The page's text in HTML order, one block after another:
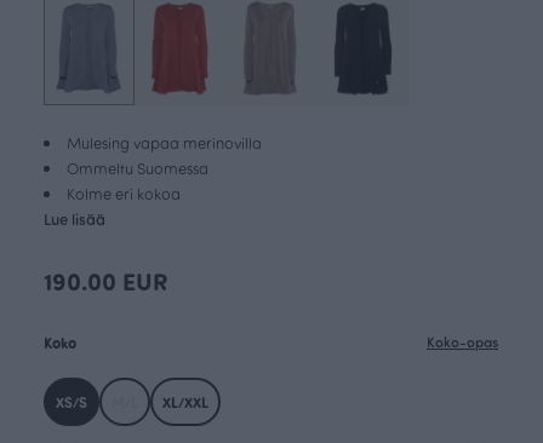
Mulesing vapaa merinovilla
Ommeltu Suomessa
Kolme eri kokoa
Lue lisää
190.00 EUR
Koko Koko-opas
XS/S XL/XXL